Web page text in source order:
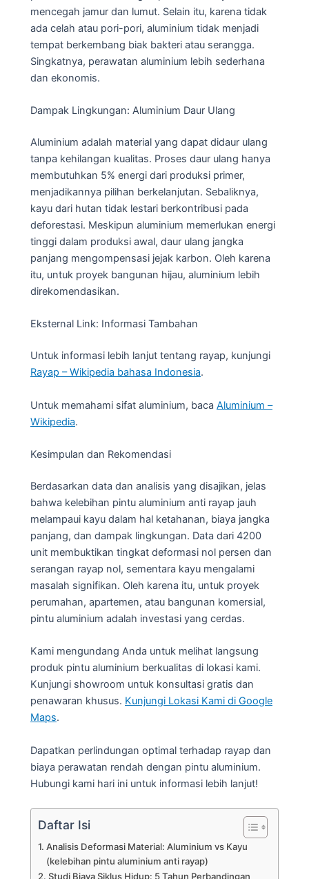
mencegah jamur dan lumut. Selain itu, karena tidak
ada celah atau pori-pori, aluminium tidak menjadi
tempat berkembang biak bakteri atau serangga.
Singkatnya, perawatan aluminium lebih sederhana
dan ekonomis.
Dampak Lingkungan: Aluminium Daur Ulang
Aluminium adalah material yang dapat didaur ulang
tanpa kehilangan kualitas. Proses daur ulang hanya
membutuhkan 5% energi dari produksi primer,
menjadikannya pilihan berkelanjutan. Sebaliknya,
kayu dari hutan tidak lestari berkontribusi pada
deforestasi. Meskipun aluminium memerlukan energi
tinggi dalam produksi awal, daur ulang jangka
panjang mengompensasi jejak karbon. Oleh karena
itu, untuk proyek bangunan hijau, aluminium lebih
direkomendasikan.
Eksternal Link: Informasi Tambahan
Untuk informasi lebih lanjut tentang rayap, kunjungi
Rayap – Wikipedia bahasa Indonesia.
Untuk memahami sifat aluminium, baca Aluminium –
Wikipedia.
Kesimpulan dan Rekomendasi
Berdasarkan data dan analisis yang disajikan, jelas
bahwa kelebihan pintu aluminium anti rayap jauh
melampaui kayu dalam hal ketahanan, biaya jangka
panjang, dan dampak lingkungan. Data dari 4200
unit membuktikan tingkat deformasi nol persen dan
serangan rayap nol, sementara kayu mengalami
masalah signifikan. Oleh karena itu, untuk proyek
perumahan, apartemen, atau bangunan komersial,
pintu aluminium adalah investasi yang cerdas.
Kami mengundang Anda untuk melihat langsung
produk pintu aluminium berkualitas di lokasi kami.
Kunjungi showroom untuk konsultasi gratis dan
penawaran khusus. Kunjungi Lokasi Kami di Google
Maps.
Dapatkan perlindungan optimal terhadap rayap dan
biaya perawatan rendah dengan pintu aluminium.
Hubungi kami hari ini untuk informasi lebih lanjut!
Daftar Isi
Analisis Deformasi Material: Aluminium vs Kayu
(kelebihan pintu aluminium anti rayap)
Studi Biaya Siklus Hidup: 5 Tahun Perbandingan